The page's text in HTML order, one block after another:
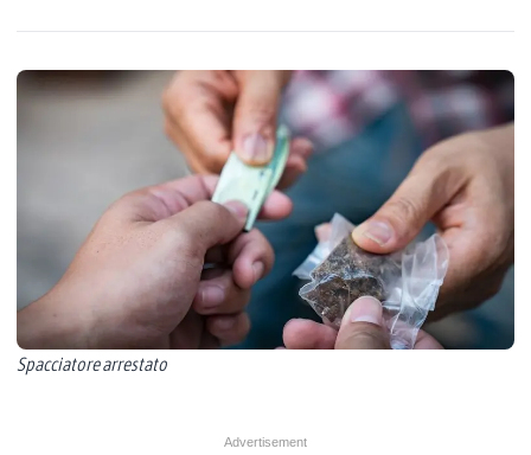
Spacciatore arrestato